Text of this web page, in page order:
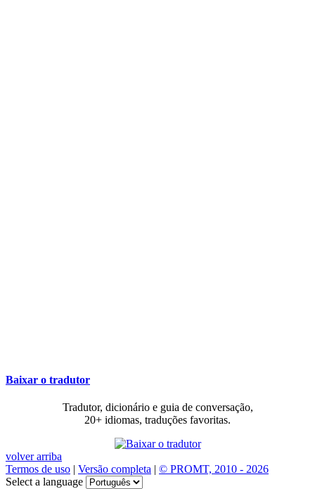
Baixar o tradutor
Tradutor, dicionário e guia de conversação,
20+ idiomas, traduções favoritas.
volver arriba
Termos de uso | Versão completa | © PROMT, 2010 - 2026
Select a language